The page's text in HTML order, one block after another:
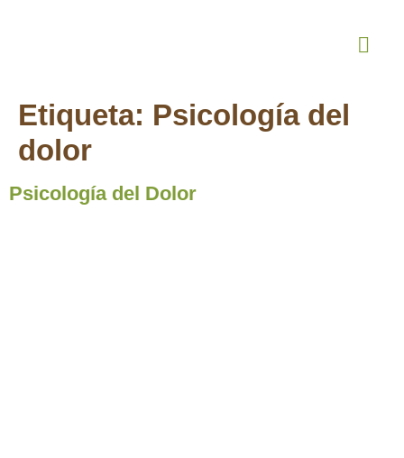
Etiqueta: Psicología del
dolor
Psicología del Dolor